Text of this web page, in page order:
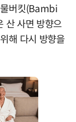
버킷(Bambi
산 사면 방향으
해 다시 방향을